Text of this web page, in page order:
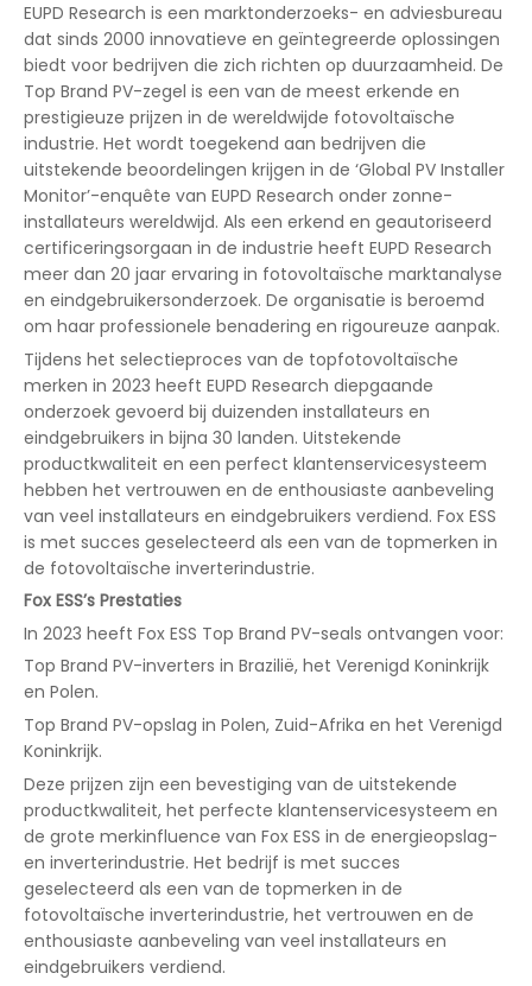
EUPD Research is een marktonderzoeks- en adviesbureau
dat sinds 2000 innovatieve en geïntegreerde oplossingen
biedt voor bedrijven die zich richten op duurzaamheid. De
Top Brand PV-zegel is een van de meest erkende en
prestigieuze prijzen in de wereldwijde fotovoltaïsche
industrie. Het wordt toegekend aan bedrijven die
uitstekende beoordelingen krijgen in de ‘Global PV Installer
Monitor’-enquête van EUPD Research onder zonne-
installateurs wereldwijd. Als een erkend en geautoriseerd
certificeringsorgaan in de industrie heeft EUPD Research
meer dan 20 jaar ervaring in fotovoltaïsche marktanalyse
en eindgebruikersonderzoek. De organisatie is beroemd
om haar professionele benadering en rigoureuze aanpak.
Tijdens het selectieproces van de topfotovoltaïsche
merken in 2023 heeft EUPD Research diepgaande
onderzoek gevoerd bij duizenden installateurs en
eindgebruikers in bijna 30 landen. Uitstekende
productkwaliteit en een perfect klantenservicesysteem
hebben het vertrouwen en de enthousiaste aanbeveling
van veel installateurs en eindgebruikers verdiend. Fox ESS
is met succes geselecteerd als een van de topmerken in
de fotovoltaïsche inverterindustrie.
Fox ESS’s Prestaties
In 2023 heeft Fox ESS Top Brand PV-seals ontvangen voor:
Top Brand PV-inverters in Brazilië, het Verenigd Koninkrijk
en Polen.
Top Brand PV-opslag in Polen, Zuid-Afrika en het Verenigd
Koninkrijk.
Deze prijzen zijn een bevestiging van de uitstekende
productkwaliteit, het perfecte klantenservicesysteem en
de grote merkinfluence van Fox ESS in de energieopslag-
en inverterindustrie. Het bedrijf is met succes
geselecteerd als een van de topmerken in de
fotovoltaïsche inverterindustrie, het vertrouwen en de
enthousiaste aanbeveling van veel installateurs en
eindgebruikers verdiend.